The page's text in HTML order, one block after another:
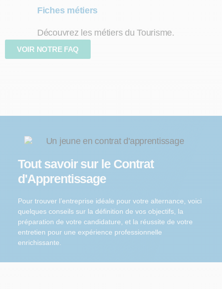
Fiches métiers
Découvrez les métiers du Tourisme.
VOIR NOTRE FAQ
Tout savoir sur le Contrat
d'Apprentissage
Pour trouver l’entreprise idéale pour votre alternance, voici
quelques conseils sur la définition de vos objectifs, la
préparation de votre candidature, et la réussite de votre
entretien pour une expérience professionnelle
enrichissante.